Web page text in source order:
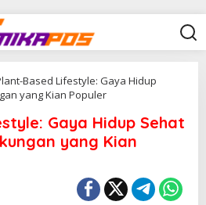
Based Lifestyle: Gaya Hidup
yang Kian Populer
Gaya Hidup Sehat
yang Kian